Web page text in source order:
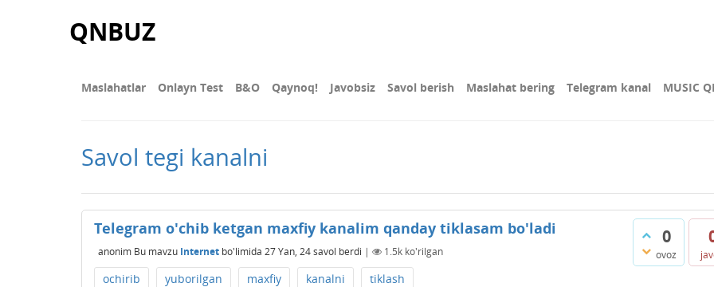
QNBUZ
Maslahatlar Onlayn Test В&О Qaynoq! Javobsiz Savol berish Maslahat bering Telegram kanal MUSIC
Savol tegi kanalni
0
ovoz
Telegram o'chib ketgan maxfiy kanalim qanday tiklasam bo'ladi
anonim Bu mavzu Internet bo'limida 27 Yan, 24savol berdi | 1.5k ko'rilgan
ochirib yuborilgan maxfiy kanalni tiklash